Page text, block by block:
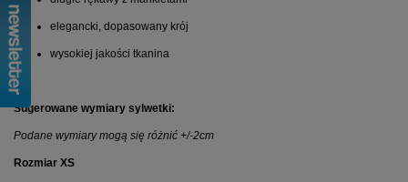
elegancki, dopasowany krój
wysokiej jakości tkanina
Sugerowane wymiary sylwetki:
Podane wymiary mogą się różnić +/-2cm
Rozmiar XS